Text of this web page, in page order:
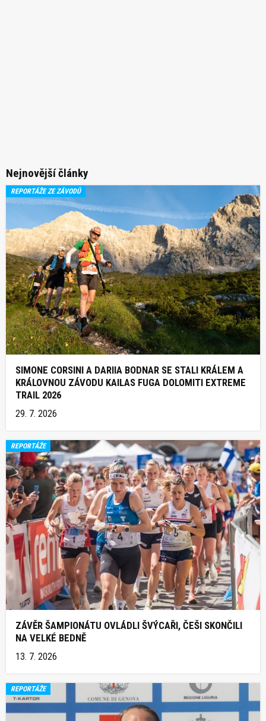
Nejnovější články
REPORTÁŽE ZE ZÁVODŮ
SIMONE CORSINI A DARIIA BODNAR SE STALI KRÁLEM A
KRÁLOVNOU ZÁVODU KAILAS FUGA DOLOMITI EXTREME
TRAIL 2026
29. 7. 2026
REPORTÁŽE
ZÁVĚR ŠAMPIONÁTU OVLÁDLI ŠVÝCAŘI, ČEŠI SKONČILI
NA VELKÉ BEDNĚ
13. 7. 2026
REPORTÁŽE